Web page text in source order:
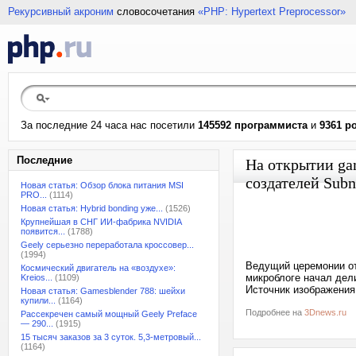
Рекурсивный акроним словосочетания «PHP: Hypertext Preprocessor»
За последние 24 часа нас посетили 145592 программистаи 9361
Последние
Новая статья: Обзор блока питания MSI
PRO...
(1114)
Новая статья: Hybrid bonding уже...
(1526)
Крупнейшая в СНГ ИИ-фабрика NVIDIA
появится...
(1788)
Geely серьезно переработала кроссовер...
(1994)
Космический двигатель на «воздухе»:
Kreios...
(1109)
Новая статья: Gamesblender 788: шейхи
купили...
(1164)
Рассекречен самый мощный Geely Preface
— 290...
(1915)
15 тысяч заказов за 3 суток. 5,3-метровый...
(1164)
На открытии
создателей
Ведущий церемонии
микроблоге начал
Источник
Подробнее на 3Dnews.ru